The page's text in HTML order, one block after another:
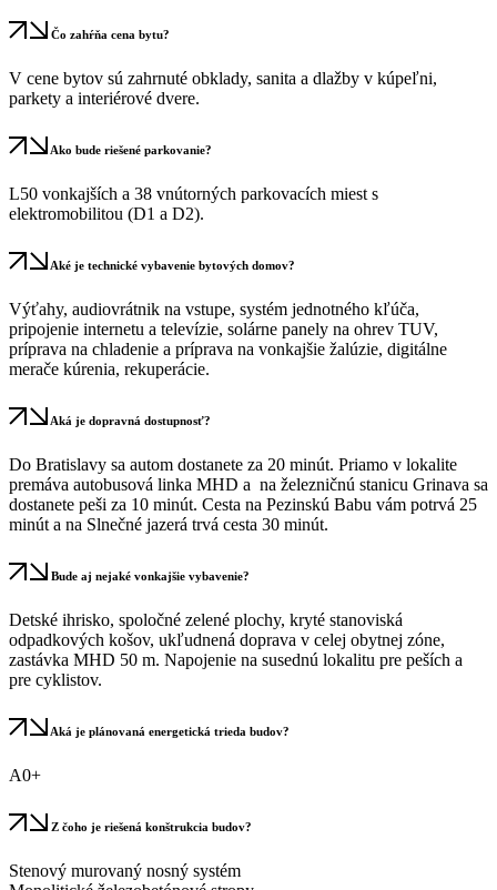
Čo zahŕňa cena bytu?
V cene bytov sú zahrnuté obklady, sanita a dlažby v kúpeľni,
parkety a interiérové dvere.
Ako bude riešené parkovanie?
L50 vonkajších a 38 vnútorných parkovacích miest s
elektromobilitou (D1 a D2).
Aké je technické vybavenie bytových domov?
Výťahy, audiovrátnik na vstupe, systém jednotného kľúča,
pripojenie internetu a televízie, solárne panely na ohrev TUV,
príprava na chladenie a príprava na vonkajšie žalúzie, digitálne
merače kúrenia, rekuperácie.
Aká je dopravná dostupnosť?
Do Bratislavy sa autom dostanete za 20 minút. Priamo v lokalite
premáva autobusová linka MHD a na železničnú stanicu Grinava sa
dostanete peši za 10 minút. Cesta na Pezinskú Babu vám potrvá 25
minút a na Slnečné jazerá trvá cesta 30 minút.
Bude aj nejaké vonkajšie vybavenie?
Detské ihrisko, spoločné zelené plochy, kryté stanoviská
odpadkových košov, ukľudnená doprava v celej obytnej zóne,
zastávka MHD 50 m. Napojenie na susednú lokalitu pre peších a
pre cyklistov.
Aká je plánovaná energetická trieda budov?
A0+
Z čoho je riešená konštrukcia budov?
Stenový murovaný nosný systém